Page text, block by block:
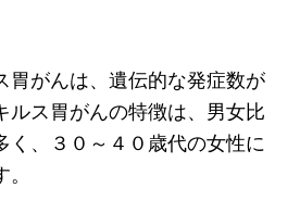
胃がんは、遺伝的な発症数が
ルス胃がんの特徴は、男女比
く、３０～４０歳代の女性に